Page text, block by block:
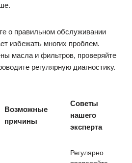
о правильном обслуживании
избежать многих проблем.
масла и фильтров, проверяйте
регулярную диагностику.
Возможные
причины
Советы
нашего
эксперта
Регулярно